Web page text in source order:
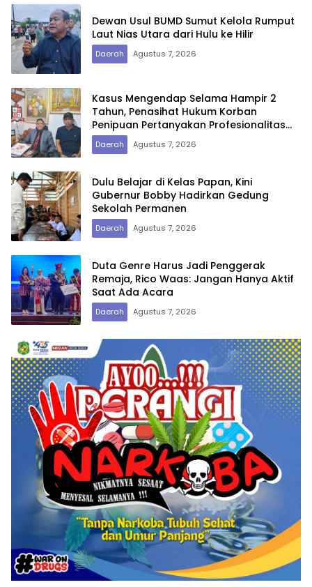
Dewan Usul BUMD Sumut Kelola Rumput
Laut Nias Utara dari Hulu ke Hilir
Daerah Agustus 7, 2026
Kasus Mengendap Selama Hampir 2
Tahun, Penasihat Hukum Korban
Penipuan Pertanyakan Profesionalitas
Penyidik Polres Tebing Tinggi
Daerah Agustus 7, 2026
Dulu Belajar di Kelas Papan, Kini
Gubernur Bobby Hadirkan Gedung
Sekolah Permanen
Daerah Agustus 7, 2026
Duta Genre Harus Jadi Penggerak
Remaja, Rico Waas: Jangan Hanya Aktif
Saat Ada Acara
Daerah Agustus 7, 2026